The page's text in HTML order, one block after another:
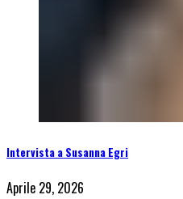
Intervista a Susanna Egri
Aprile 29, 2026